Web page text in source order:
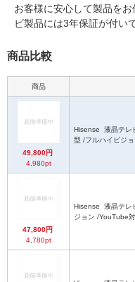
お客様に安心して製品を
ビ製品には3年保証が付い
商品比較
商品
49,800円
4,980pt
Hisense
型 /フルハイビジ
47,800円
4,780pt
Hisense
ジョン /YouTube